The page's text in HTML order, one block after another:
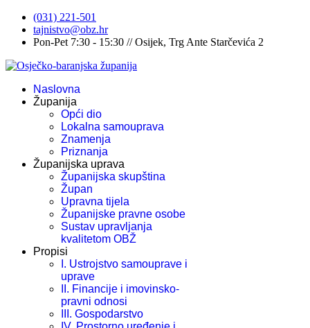
(031) 221-501
tajnistvo@obz.hr
Pon-Pet 7:30 - 15:30 // Osijek, Trg Ante Starčevića 2
Naslovna
Županija
Opći dio
Lokalna samouprava
Znamenja
Priznanja
Županijska uprava
Županijska skupština
Župan
Upravna tijela
Županijske pravne osobe
Sustav upravljanja
kvalitetom OBŽ
Propisi
I. Ustrojstvo samouprave i
uprave
II. Financije i imovinsko-
pravni odnosi
III. Gospodarstvo